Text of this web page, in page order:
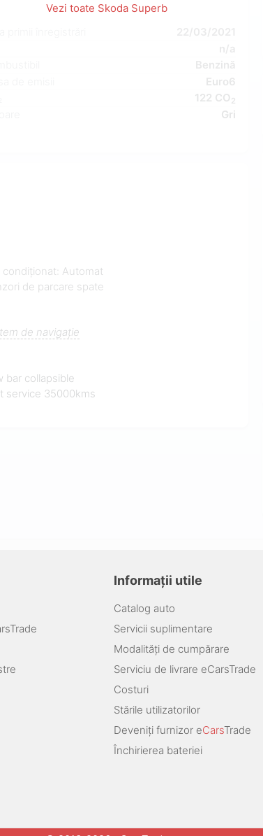
Vezi toate Skoda Superb
Euro6
122 CO 2
Gri
condiționat: Automat
de parcare spate
de navigaţie
bar collapsible
service 35000kms
Informații utile
Catalog auto
Servicii suplimentare
Modalități de cumpărare
Serviciu de livrare eCarsTrade
Costuri
Stările utilizatorilor
Deveniți furnizor eCarsTrade
Închirierea bateriei